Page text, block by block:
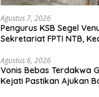
Agustus 7, 2026
Pengurus KSB Segel
Sekretariat FPTI NTB,
Agustus 6, 2026
Vonis Bebas Terdakwa
Kejati Pastikan Ajukan